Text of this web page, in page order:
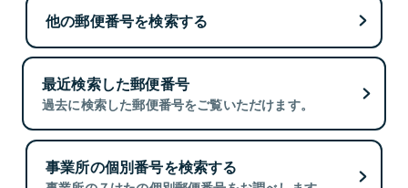
他の郵便番号を検索する
最近検索した郵便番号
過去に検索した郵便番号をご覧いただけます。
事業所の個別番号を検索する